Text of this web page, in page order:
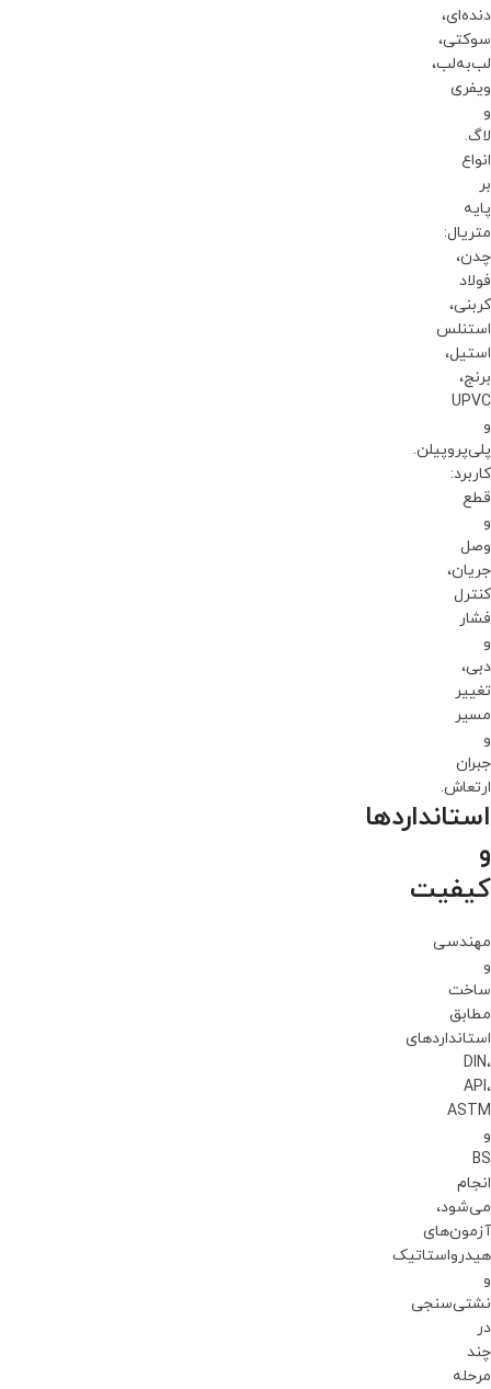
دنده‌ای،
سوکتی،
لب‌به‌لب،
ویفری
و
لاگ.
انواع
بر
پایه
متریال:
چدن،
فولاد
کربنی،
استنلس
استیل،
برنج،
UPVC
و
پلی‌پروپیلن.
کاربرد:
قطع
و
وصل
جریان،
کنترل
فشار
و
دبی،
تغییر
مسیر
و
جبران
ارتعاش.
استانداردها
و
کیفیت
مهندسی
و
ساخت
مطابق
استانداردهای
DIN،
API،
ASTM
و
BS
انجام
می‌شود،
آزمون‌های
هیدرواستاتیک
و
نشتی‌سنجی
در
چند
مرحله